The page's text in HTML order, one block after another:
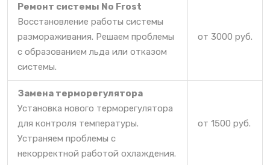
Ремонт системы No Frost
Восстановление работы системы
размораживания. Решаем проблемы
с образованием льда или отказом
системы.
от 3000 руб.
Замена терморегулятора
Установка нового терморегулятора
для контроля температуры.
Устраняем проблемы с
некорректной работой охлаждения.
от 1500 руб.